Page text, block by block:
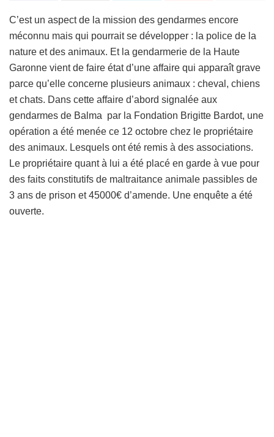
C’est un aspect de la mission des gendarmes encore
méconnu mais qui pourrait se développer : la police de la
nature et des animaux. Et la gendarmerie de la Haute
Garonne vient de faire état d’une affaire qui apparaît grave
parce qu’elle concerne plusieurs animaux : cheval, chiens
et chats. Dans cette affaire d’abord signalée aux
gendarmes de Balma par la Fondation Brigitte Bardot, une
opération a été menée ce 12 octobre chez le propriétaire
des animaux. Lesquels ont été remis à des associations.
Le propriétaire quant à lui a été placé en garde à vue pour
des faits constitutifs de maltraitance animale passibles de
3 ans de prison et 45000€ d’amende. Une enquête a été
ouverte.